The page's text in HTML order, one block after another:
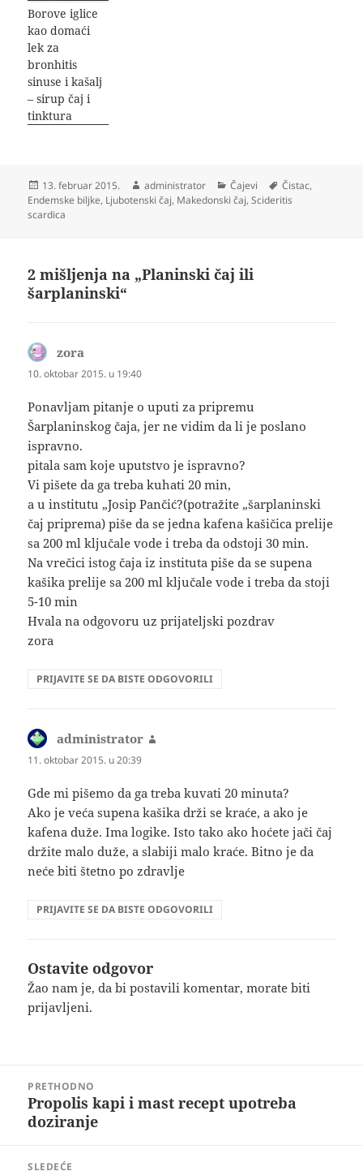
Borove iglice
kao domaći
lek za
bronhitis
sinuse i kašalj
– sirup čaj i
tinktura
Objavljeno
13. februar 2015. Autor
administrator Kategorije
Čajevi Oznake
Čistac,
Endemske biljke, Ljubotenski čaj, Makedonski čaj,Scideritis
scardica
2 mišljenja na „Planinski čaj ili
šarplaninski“
zora
10. oktobar 2015. u 19:40
Ponavljam pitanje o uputi za pripremu
Šarplaninskog čaja, jer ne vidim da li je poslano
ispravno.
pitala sam koje uputstvo je ispravno?
Vi pišete da ga treba kuhati 20 min,
a u institutu „Josip Pančić?(potražite „šarplaninski
čaj priprema) piše da se jedna kafena kašičica prelije
sa 200 ml ključale vode i treba da odstoji 30 min.
Na vrečici istog čaja iz instituta piše da se supena
kašika prelije sa 200 ml ključale vode i treba da stoji
5-10 min
Hvala na odgovoru uz prijateljski pozdrav
zora
PRIJAVITE SE DA BISTE ODGOVORILI
administrator
11. oktobar 2015. u 20:39
Gde mi pišemo da ga treba kuvati 20 minuta?
Ako je veća supena kašika drži se kraće, a ako je
kafena duže. Ima logike. Isto tako ako hoćete jači čaj
držite malo duže, a slabiji malo kraće. Bitno je da
neće biti štetno po zdravlje
PRIJAVITE SE DA BISTE ODGOVORILI
Ostavite odgovor
Žao nam je, da bi postavili komentar, moratebiti
prijavljeni.
člankaPRETHODNO
Prethodni
članak:
Propolis kapi i mast recept upotreba
doziranje
SLEDEĆE